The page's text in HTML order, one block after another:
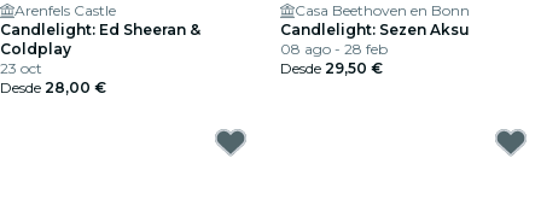
Arenfels Castle
Candlelight: Ed Sheeran &
Coldplay
23 oct
Desde 28,00 €
Casa Beethoven en Bonn
Candlelight: Sezen Aksu
08 ago - 28 feb
Desde 29,50 €